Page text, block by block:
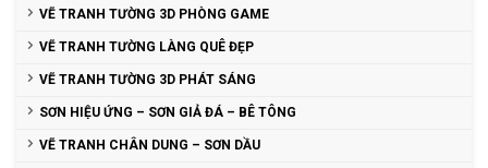
VẼ TRANH TƯỜNG 3D PHÒNG GAME
VẼ TRANH TƯỜNG LÀNG QUÊ ĐẸP
VẼ TRANH TƯỜNG 3D PHÁT SÁNG
SƠN HIỆU ỨNG – SƠN GIẢ ĐÁ – BÊ TÔNG
VẼ TRANH CHÂN DUNG – SƠN DẦU